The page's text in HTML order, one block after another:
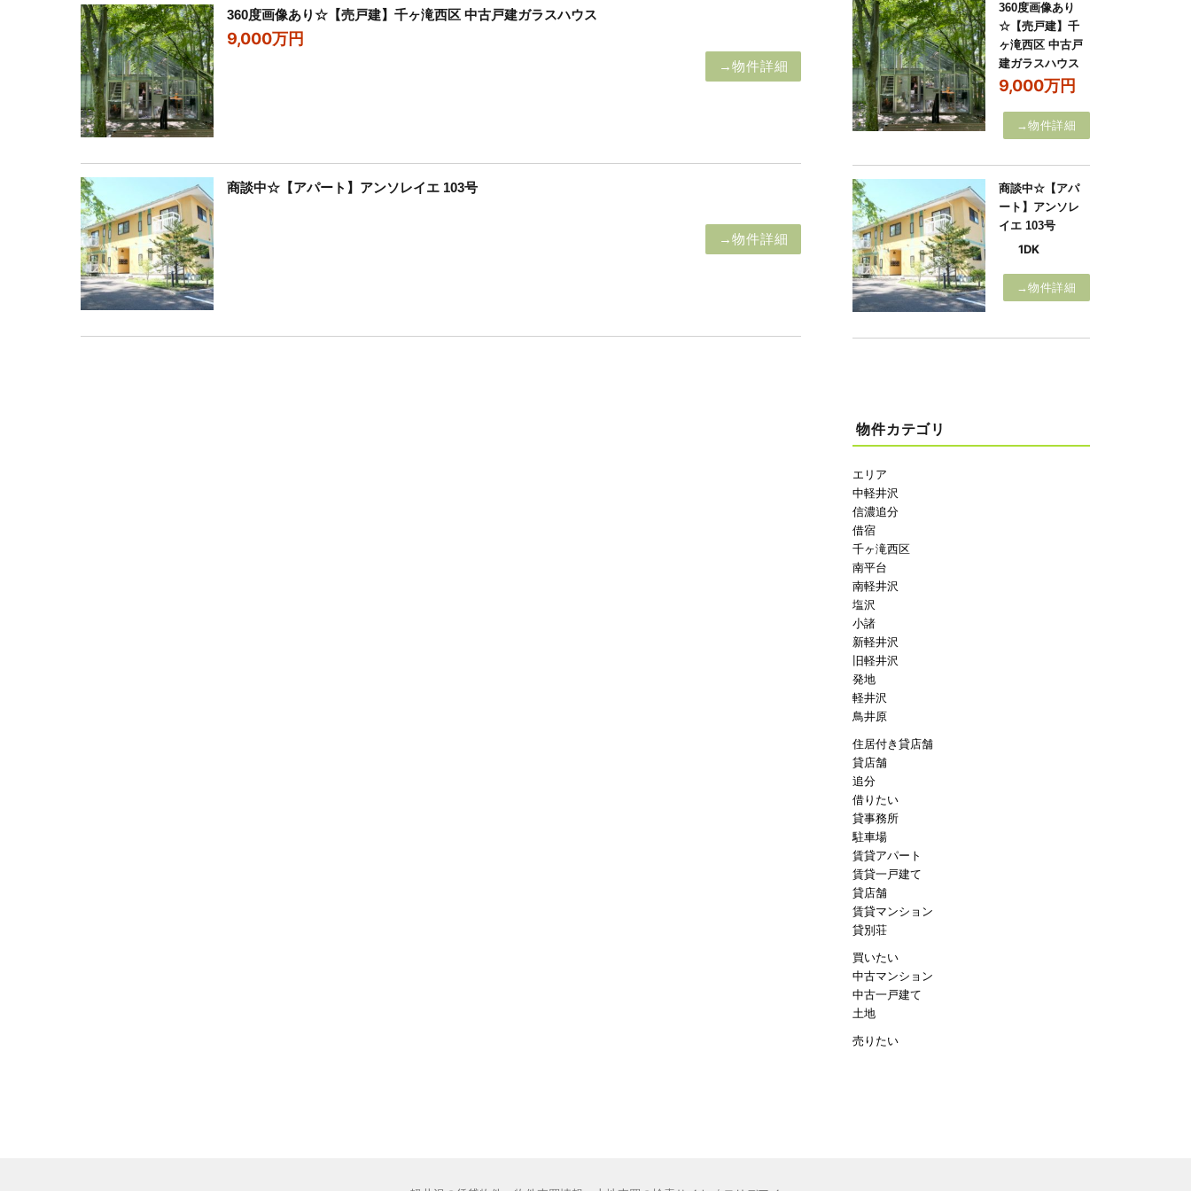
360度画像あり☆【売戸建】千ヶ滝西区 中古戸建ガラスハウス
9,000万円
→物件詳細
商談中☆【アパート】アンソレイエ 103号
→物件詳細
360度画像あり
☆【売戸建】千
ヶ滝西区 中古戸
建ガラスハウス
9,000万円
→物件詳細
商談中☆【アパ
ート】アンソレ
イエ 103号
1DK
→物件詳細
物件カテゴリ
エリア
中軽井沢
信濃追分
借宿
千ヶ滝西区
南平台
南軽井沢
塩沢
小諸
新軽井沢
旧軽井沢
発地
軽井沢
鳥井原
住居付き貸店舗
貸店舗
追分
借りたい
貸事務所
駐車場
賃貸アパート
賃貸一戸建て
貸店舗
賃貸マンション
貸別荘
買いたい
中古マンション
中古一戸建て
土地
売りたい